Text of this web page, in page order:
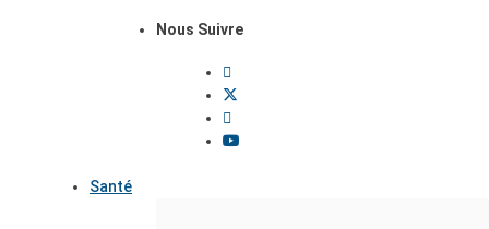
Nous Suivre
Santé